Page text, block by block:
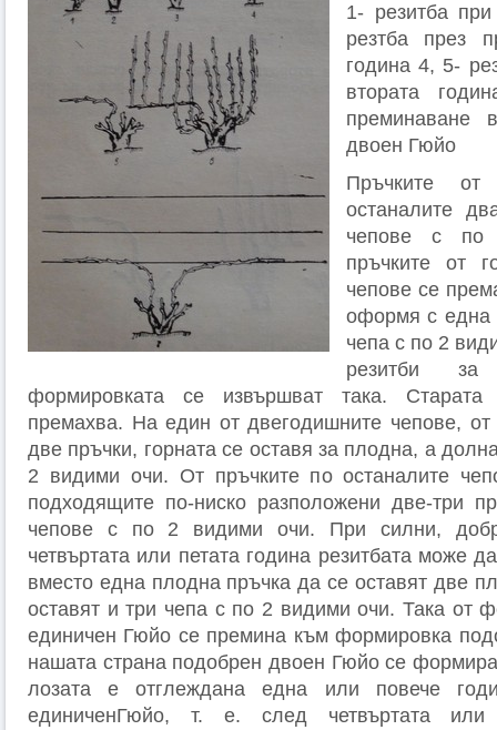
1- резитба
резтба през
година 4, 5-
втората
двоен Гюйо
Пръчките
останалите
чепове с
пръчките от
чепове се
оформя с една
чепа с по 2
резитби
формировката се извършват така.
премахва. На един от двегодишните чепове, от
две пръчки, горната се оставя за плодна, а
2 видими очи. От пръчките по останалите
подходящите по-ниско разположени две-три
чепове с по 2 видими очи. При силни,
четвъртата или петата година резитбата може
вместо една плодна пръчка да се оставят две
оставят и три чепа с по 2 видими очи. Така от
единичен Гюйо се премина към формировка
нашата страна подобрен двоен Гюйо се
лозата е отглеждана една или повече
единиченГюйо, т. е. след четвъртата